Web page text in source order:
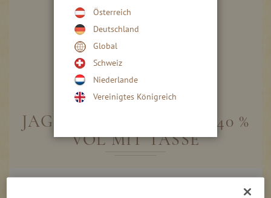
beginning
JAGERTEE WALDBEERE 40 %
VOL MIT TASSE
1,00l - Flasche
Österreich
Deutschland
Global
Schweiz
Niederlande
Vereinigtes Königreich